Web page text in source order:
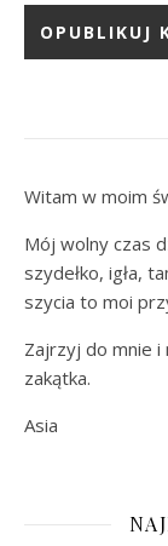
Witam w moim
Mój wolny czas
szydełko, igła,
szycia to moi
Zajrzyj do mnie
zakątka.
Asia